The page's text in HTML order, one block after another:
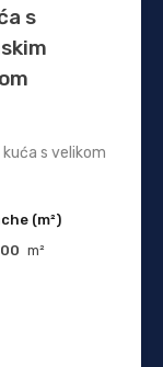
s
s velikom
(m²)
m²